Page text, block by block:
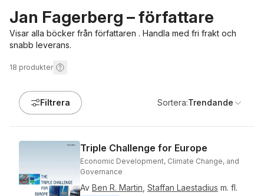
Jan Fagerberg – författare
Visar alla böcker från författaren . Handla med fri frakt och
snabb leverans.
18 produkter
Filtrera Sortera:Trendande
Triple Challenge for Europe
Economic Development, Climate Change, and
Governance
Av Ben R. Martin Staffan Laestadius m. fl.